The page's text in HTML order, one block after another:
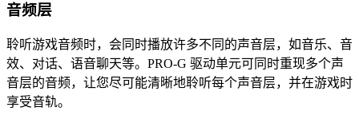
音频层
聆听游戏音频时，会同时播放许多不同的声音层，如音乐、音
效、对话、语音聊天等。PRO-G 驱动单元可同时重现多个声
音层的音频，让您尽可能清晰地聆听每个声音层，并在游戏时
享受音轨。